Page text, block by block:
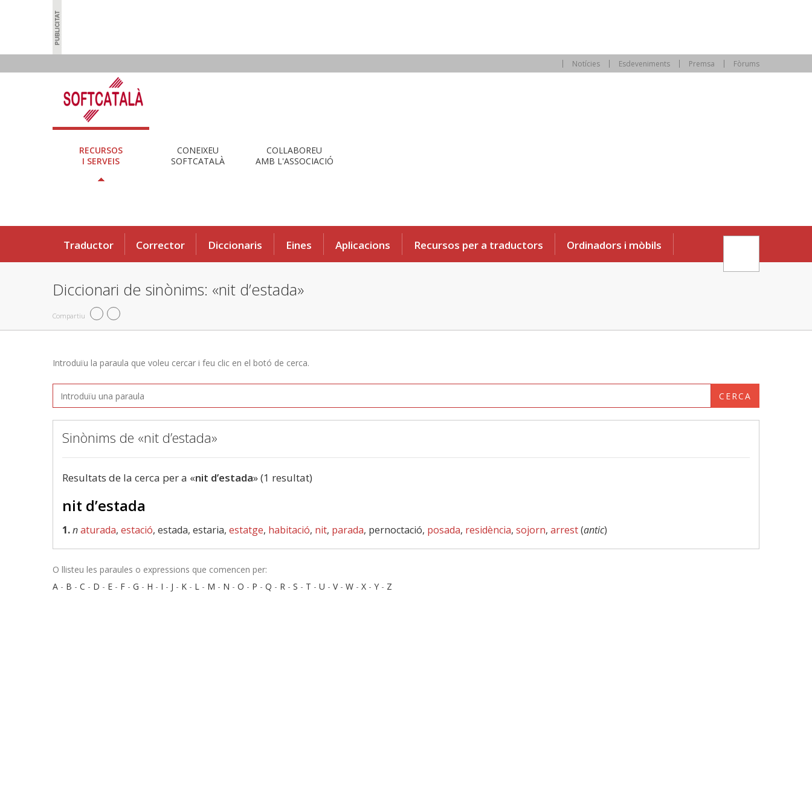
Notícies Esdeveniments Premsa Fòrums
RECURSOS
I SERVEIS
CONEIXEU
SOFTCATALÀ
COL·LABOREU
AMB L'ASSOCIACIÓ
Traductor Corrector Diccionaris Eines Aplicacions Recursos per a traductors Ordinadors i mòbils
Diccionari de sinònims: «nit d’estada»
Compartiu
Introduïu la paraula que voleu cercar i feu clic en el botó de cerca.
CERCA
Sinònims de «nit d’estada»
Resultats de la cerca per a «nit d’estada» (1 resultat)
nit d’estada
1.naturada, estació, estada, estaria, estatge, habitació, nit, parada, pernoctació, posada, residència, sojorn, arrest(antic)
O llisteu les paraules o expressions que comencen per:
A - B - C - D - E - F - G - H - I - J - K - L - M - N - O - P - Q - R - S - T - U - V- W - X - Y - Z